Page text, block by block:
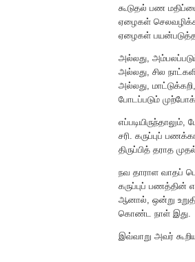
கூடுதல் பண
ஏழைகள் செலவழிக்க
ஏழைகள்
அல்லது,
அல்லது, சில
அல்லது,
போடப்படும்
சரி. கருப்புப்
திருப்பித் தராத
நவ தாராள வாதப்
கருப்புப் பணத்தின்
ஆனால், ஒன்று
கொண்ட நாள் இது.
இவ்வாறு அவர்